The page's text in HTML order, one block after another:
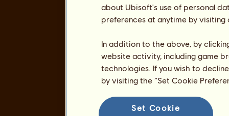
about Ubisoft's use of personal
preferences at anytime by
In addition to the above, by
website activity, including game
technologies. If you wish to
by visiting the “Set Cookie
Set Cookie